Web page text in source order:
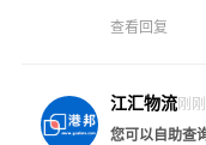
查看回复
江汇物流刚刚
您可以自助查